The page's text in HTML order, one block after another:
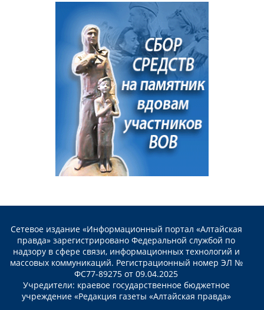
Сетевое издание «Информационный портал «Алтайская
правда» зарегистрировано Федеральной службой по
надзору в сфере связи, информационных технологий и
массовых коммуникаций. Регистрационный номер ЭЛ №
ФС77-89275 от 09.04.2025
Учредители: краевое государственное бюджетное
учреждение «Редакция газеты «Алтайская правда»